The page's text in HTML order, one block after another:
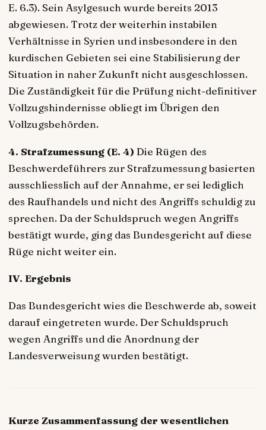
E. 6.3). Sein Asylgesuch wurde bereits 2013
abgewiesen. Trotz der weiterhin instabilen
Verhältnisse in Syrien und insbesondere in den
kurdischen Gebieten sei eine Stabilisierung der
Situation in naher Zukunft nicht ausgeschlossen.
Die Zuständigkeit für die Prüfung nicht-definitiver
Vollzugshindernisse obliegt im Übrigen den
Vollzugsbehörden.
4. Strafzumessung (E. 4) Die Rügen des
Beschwerdeführers zur Strafzumessung basierten
ausschliesslich auf der Annahme, er sei lediglich
des Raufhandels und nicht des Angriffs schuldig zu
sprechen. Da der Schuldspruch wegen Angriffs
bestätigt wurde, ging das Bundesgericht auf diese
Rüge nicht weiter ein.
IV. Ergebnis
Das Bundesgericht wies die Beschwerde ab, soweit
darauf eingetreten wurde. Der Schuldspruch
wegen Angriffs und die Anordnung der
Landesverweisung wurden bestätigt.
Kurze Zusammenfassung der wesentlichen